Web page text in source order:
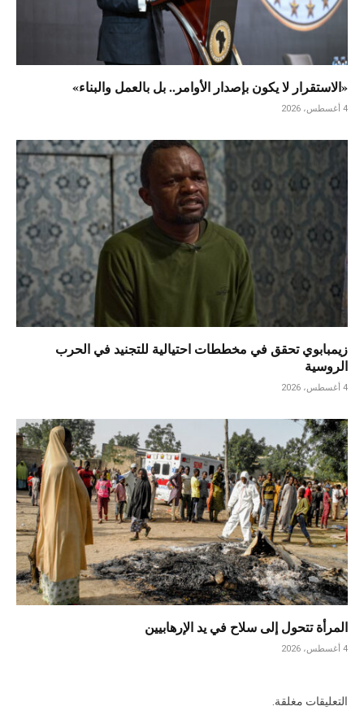
«الاستقرار لا يكون بإصدار الأوامر.. بل بالعمل والبناء»
4 أغسطس، 2026
زيمبابوي تحقق في مخططات احتيالية للتجنيد في الحرب
الروسية
4 أغسطس، 2026
المرأة تتحول إلى سلاح في يد الإرهابيين
4 أغسطس، 2026
التعليقات مغلقة.